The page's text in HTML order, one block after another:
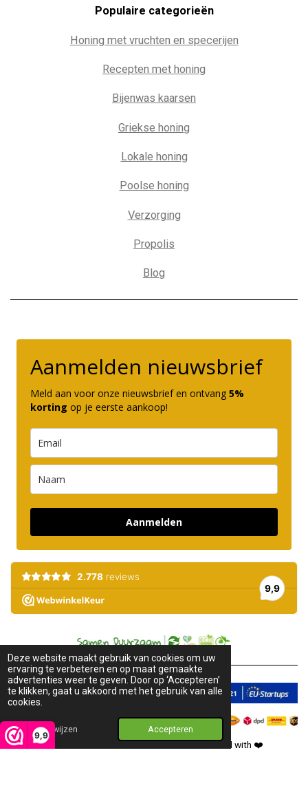
Deze website maakt gebruik van cookies om uw
ervaring te verbeteren en op maat gemaakte
advertenties weer te geven. Door op ‘Accepteren’
te klikken, gaat u akkoord met het gebruik van alle
cookies.
Afwijzen Accepteren
9,9
Populaire categorieën
Honing met vruchten en specerijen
Recepten met honing
Bijenwas kaarsen
Griekse honing
Lokale honing
Poolse honing
Verzorging
Propolis
Blog
Aanmelden nieuwsbrief
Meld aan voor onze nieuwsbrief en ontvang 5%
korting op je eerste aankoop!
Aanmelden
2018-2026 © Pure Honey. All rights reserved. Created with ❤️